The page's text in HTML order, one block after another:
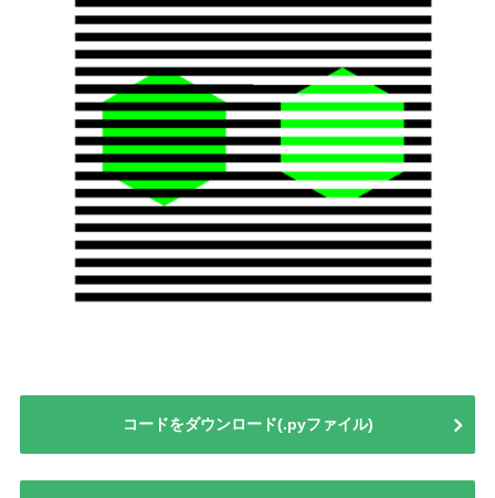
コードをダウンロード(.pyファイル)